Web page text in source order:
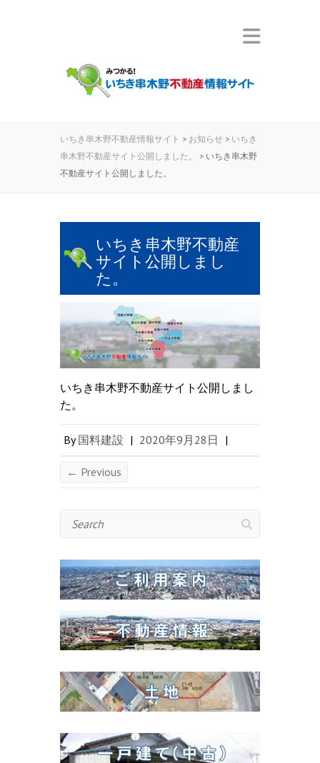
いちき串木野不動産情報サイト > お知らせ > いちき
串木野不動産サイト公開しました。
> いちき串木野
不動産サイト公開しました。
いちき串木野不動産
サイト公開しまし
た。
いちき串木野不動産サイト公開しまし
た。
By国料建設 | 2020年9月28日 |
← Previous
Search